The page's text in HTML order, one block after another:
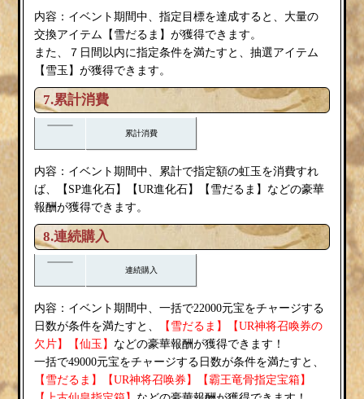
内容： イベント期間中、指定目標を達成すると、大量の
交換アイテム【 雪だるま 】が獲得できます。
また、７日間以内に指定条件を満たすと、抽選アイテム
【 雪玉 】が獲得できます。
7.累計消費
累計消費
内容： イベント期間中、累計で指定額の虹玉を消費すれ
ば、【SP進化石】【UR進化石】【 雪だるま 】などの豪華
報酬が獲得できます。
8.連続購入
連続購入
内容： イベント期間中、一括で22000元宝をチャージする
日数が条件を満たすと、
【 雪だるま 】【UR神将召喚券の
欠片】【仙玉】 などの豪華報酬が獲得できます！
一括で49000元宝をチャージする日数が条件を満たすと、
【 雪だるま 】【UR神将召唤券】【霸王竜骨指定宝箱】